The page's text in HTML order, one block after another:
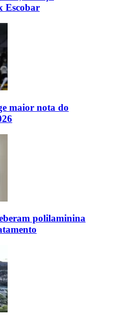
Escobar
maior nota do
polilaminina